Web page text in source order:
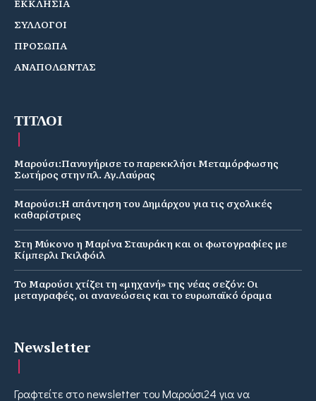
ΣΥΛΛΟΓΟΙ
ΠΡΟΣΩΠΑ
ΑΝΑΠΟΛΩΝΤΑΣ
ΤΙΤΛΟΙ
Μαρούσι:Πανυγήρισε το παρεκκλήσι Μεταμόρφωσης
Σωτήρος στην πλ. Αγ.Λαύρας
Μαρούσι:Η απάντηση του Δημάρχου για τις σχολικές
καθαρίστριες
Στη Μύκονο η Μαρίνα Σταυράκη και οι φωτογραφίες με
Κίμπερλι Γκιλφόιλ
Το Μαρούσι χτίζει τη «μηχανή» της νέας σεζόν: Οι
μεταγραφές, οι ανανεώσεις και το ευρωπαϊκό όραμα
Newsletter
Γραφτείτε στο newsletter του Μαρούσι24 για να